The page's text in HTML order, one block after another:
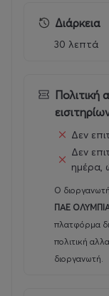
Διάρκεια
30 λεπτά
Δεν
Δεν
ημέρα,
Ο
ΠΑΕ
πλατφόρμα
πολιτική
διοργανωτή.